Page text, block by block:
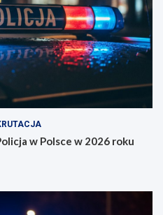
w Polsce w 2026 roku